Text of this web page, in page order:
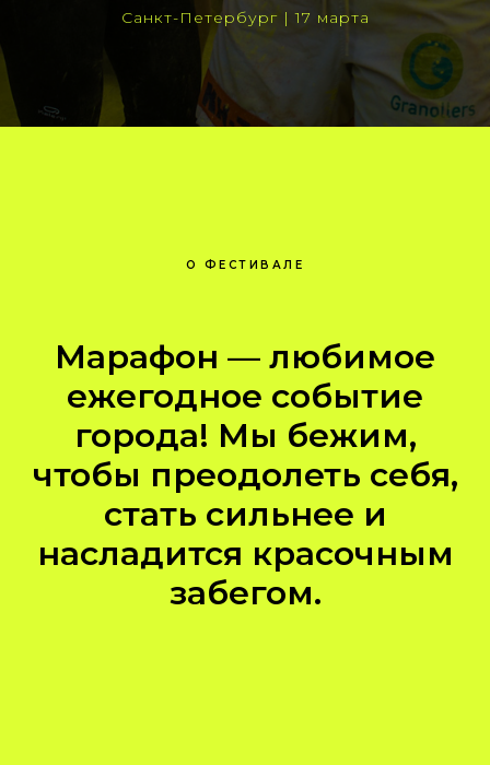
Санкт-Петербург | 17 марта
О ФЕСТИВАЛЕ
Марафон — любимое
ежегодное событие
города! Мы бежим,
чтобы преодолеть себя,
стать сильнее и
насладится красочным
забегом.